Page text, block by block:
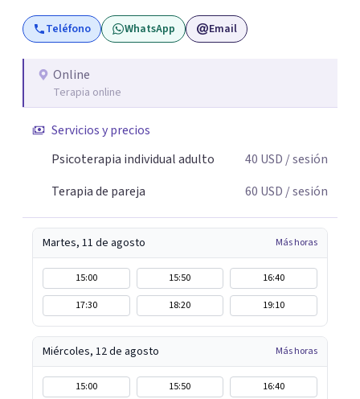
Teléfono WhatsApp Email
Online
Terapia online
Servicios y precios
Psicoterapia individual adulto
40 USD / sesión
Terapia de pareja
60 USD / sesión
Martes, 11 de agosto Más horas
15:00 15:50
16:40
17:30
18:20 19:10
Miércoles, 12 de agosto Más horas
15:00 15:50
16:40